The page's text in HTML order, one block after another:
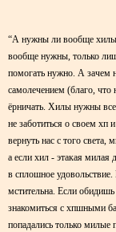
“А нужны ли вообще хилы
вообще нужны, только
помогать нужно. А зачем
самолечением (благо, что
ёрничать. Хилы нужны
не заботиться о своем хп
вернуть нас с того
а если хил - этакая милая
в сплошное удовольствие.
мстительна. Если обидишь
знакомиться с хпшными
попадались только